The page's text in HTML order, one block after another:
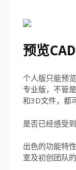
预览
个人版只能预
专业版，不管
和3D文件，都
是否已经感受
出色的功能特
室及初创团队的